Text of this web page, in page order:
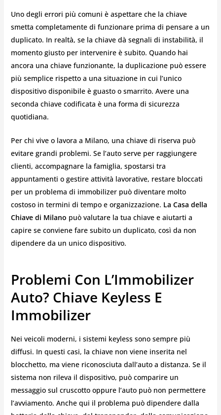
Uno degli errori più comuni è aspettare che la chiave
smetta completamente di funzionare prima di pensare a un
duplicato. In realtà, se la chiave dà segnali di instabilità, il
momento giusto per intervenire è subito. Quando hai
ancora una chiave funzionante, la duplicazione può essere
più semplice rispetto a una situazione in cui l’unico
dispositivo disponibile è guasto o smarrito. Avere una
seconda chiave codificata è una forma di sicurezza
quotidiana.
Per chi vive o lavora a Milano, una chiave di riserva può
evitare grandi problemi. Se l’auto serve per raggiungere
clienti, accompagnare la famiglia, spostarsi tra
appuntamenti o gestire attività lavorative, restare bloccati
per un problema di immobilizer può diventare molto
costoso in termini di tempo e organizzazione. La Casa della
Chiave di Milano può valutare la tua chiave e aiutarti a
capire se conviene fare subito un duplicato, così da non
dipendere da un unico dispositivo.
Problemi Con L’Immobilizer
Auto? Chiave Keyless E
Immobilizer
Nei veicoli moderni, i sistemi keyless sono sempre più
diffusi. In questi casi, la chiave non viene inserita nel
blocchetto, ma viene riconosciuta dall’auto a distanza. Se il
sistema non rileva il dispositivo, può comparire un
messaggio sul cruscotto oppure l’auto può non permettere
l’avviamento. Anche qui il problema può dipendere dalla